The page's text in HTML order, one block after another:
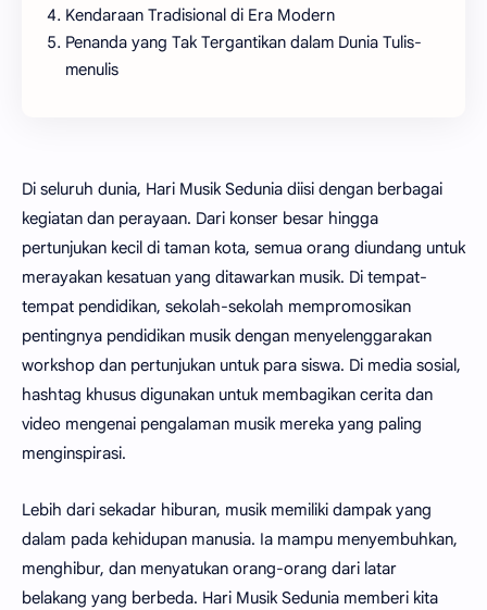
Kendaraan Tradisional di Era Modern
Penanda yang Tak Tergantikan dalam Dunia Tulis-
menulis
Di seluruh dunia, Hari Musik Sedunia diisi dengan berbagai
kegiatan dan perayaan. Dari konser besar hingga
pertunjukan kecil di taman kota, semua orang diundang untuk
merayakan kesatuan yang ditawarkan musik. Di tempat-
tempat pendidikan, sekolah-sekolah mempromosikan
pentingnya pendidikan musik dengan menyelenggarakan
workshop dan pertunjukan untuk para siswa. Di media sosial,
hashtag khusus digunakan untuk membagikan cerita dan
video mengenai pengalaman musik mereka yang paling
menginspirasi.
Lebih dari sekadar hiburan, musik memiliki dampak yang
dalam pada kehidupan manusia. Ia mampu menyembuhkan,
menghibur, dan menyatukan orang-orang dari latar
belakang yang berbeda. Hari Musik Sedunia memberi kita